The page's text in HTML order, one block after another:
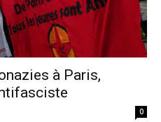
à Paris,
0